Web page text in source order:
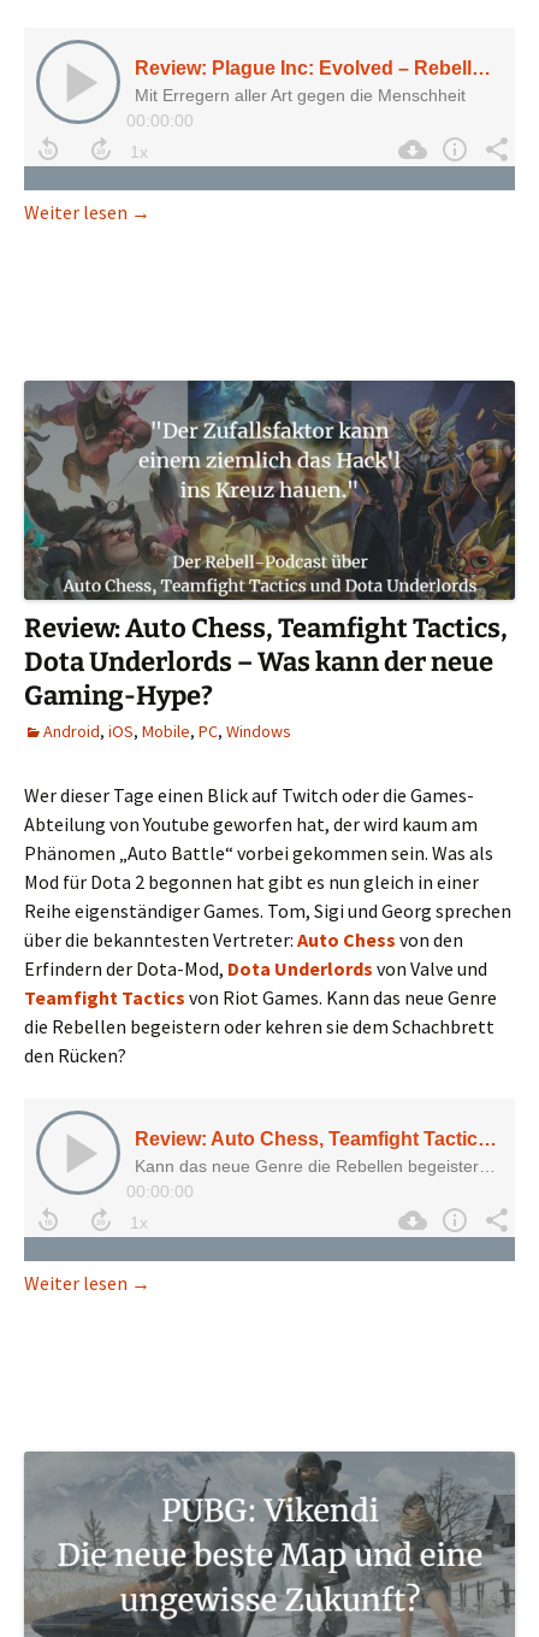
Weiter lesen Review: Plague Inc: Evolved – Rebellen züchten
→
Review: Auto Chess, Teamfight Tactics,
Dota Underlords – Was kann der neue
Gaming-Hype?
Android, iOS, Mobile, PC, Windows
Wer dieser Tage einen Blick auf Twitch oder die Games-
Abteilung von Youtube geworfen hat, der wird kaum am
Phänomen „Auto Battle“ vorbei gekommen sein. Was als
Mod für Dota 2 begonnen hat gibt es nun gleich in einer
Reihe eigenständiger Games. Tom, Sigi und Georg sprechen
über die bekanntesten Vertreter: Auto Chess von den
Erfindern der Dota-Mod, Dota Underlords von Valve und
Teamfight Tactics von Riot Games. Kann das neue Genre
die Rebellen begeistern oder kehren sie dem Schachbrett
den Rücken?
Weiter lesen Review: Auto Chess, Teamfight Tactics, Dota
→